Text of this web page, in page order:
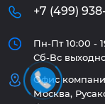
+7 (499)
Пн-Пт 10:00 -
Сб-Вс
Офис
Москва,